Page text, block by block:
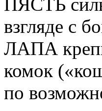
взгляде с
ЛАПА
комок
по